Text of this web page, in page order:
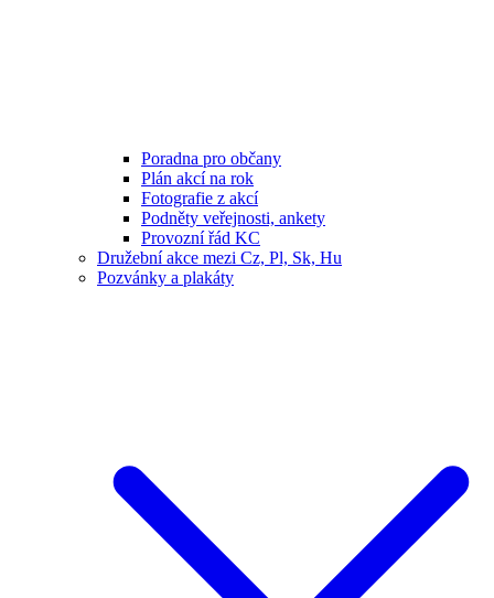
Poradna pro občany
Plán akcí na rok
Fotografie z akcí
Podněty veřejnosti, ankety
Provozní řád KC
Družební akce mezi Cz, Pl, Sk, Hu
Pozvánky a plakáty